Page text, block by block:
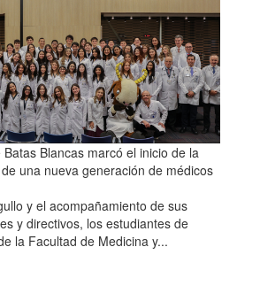
Blancas marcó el inicio de la
una nueva generación de médicos
y el acompañamiento de sus
y directivos, los estudiantes de
la Facultad de Medicina y...